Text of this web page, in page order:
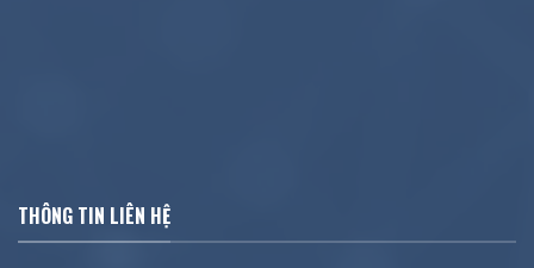
THÔNG TIN LIÊN HỆ